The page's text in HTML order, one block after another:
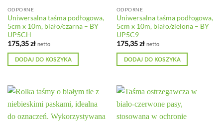
ODPORNE
Uniwersalna taśma podłogowa,
5cm x 10m, biało/czarna – BY
UP5CH
175,35zł netto
DODAJ DO KOSZYKA
ODPORNE
Uniwersalna taśma podłogowa,
5cm x 10m, biało/zielona – BY
UP5C9
175,35zł netto
DODAJ DO KOSZYKA